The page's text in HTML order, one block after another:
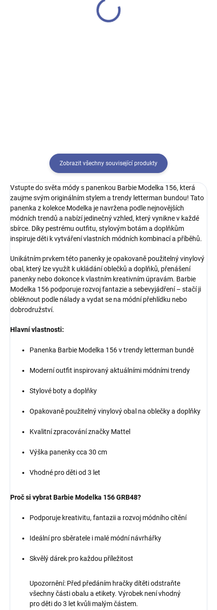
Zobrazit všechny související produkty
Vstupte do světa módy s panenkou Barbie Modelka 156, která
zaujme svým originálním stylem a trendy letterman bundou! Tato
panenka z kolekce Modelka je navržena podle nejnovějších
módních trendů a nabízí jedinečný vzhled, který vynikne v každé
sbírce. Díky pestrému outfitu, stylovým botám a doplňkům
inspiruje děti k vytváření vlastních módních kombinací a příběhů.
Unikátním prvkem této panenky je opakovaně použitelný vinylový
obal, který lze využít k ukládání oblečků a doplňků, přenášení
panenky nebo dokonce k vlastním kreativním úpravám. Barbie
Modelka 156 podporuje rozvoj fantazie a sebevyjádření – stačí ji
obléknout podle nálady a vydat se na módní přehlídku nebo
dobrodružství.
Hlavní vlastnosti:
Panenka Barbie Modelka 156 v trendy letterman bundě
Moderní outfit inspirovaný aktuálními módními trendy
Stylové boty a doplňky
Opakovaně použitelný vinylový obal na oblečky a doplňky
Kvalitní zpracování značky Mattel
Výška panenky cca 30 cm
Vhodné pro děti od 3 let
Proč si vybrat Barbie Modelka 156 GRB48?
Podporuje kreativitu, fantazii a rozvoj módního cítění
Ideální pro sběratele i malé módní návrhářky
Skvělý dárek pro každou příležitost
Upozornění: Před předáním hračky dítěti odstraňte
všechny části obalu a etikety. Výrobek není vhodný
pro děti do 3 let kvůli malým částem.